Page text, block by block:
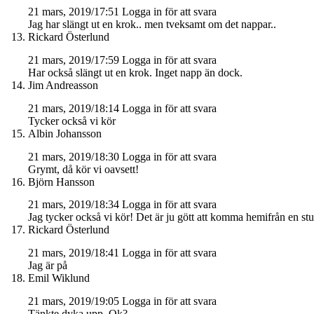
21 mars, 2019/17:51 Logga in för att svara
Jag har slängt ut en krok.. men tveksamt om det nappar..
Rickard Österlund
21 mars, 2019/17:59 Logga in för att svara
Har också slängt ut en krok. Inget napp än dock.
Jim Andreasson
21 mars, 2019/18:14 Logga in för att svara
Tycker också vi kör
Albin Johansson
21 mars, 2019/18:30 Logga in för att svara
Grymt, då kör vi oavsett!
Björn Hansson
21 mars, 2019/18:34 Logga in för att svara
Jag tycker också vi kör! Det är ju gött att komma hemifrån en
Rickard Österlund
21 mars, 2019/18:41 Logga in för att svara
Jag är på
Emil Wiklund
21 mars, 2019/19:05 Logga in för att svara